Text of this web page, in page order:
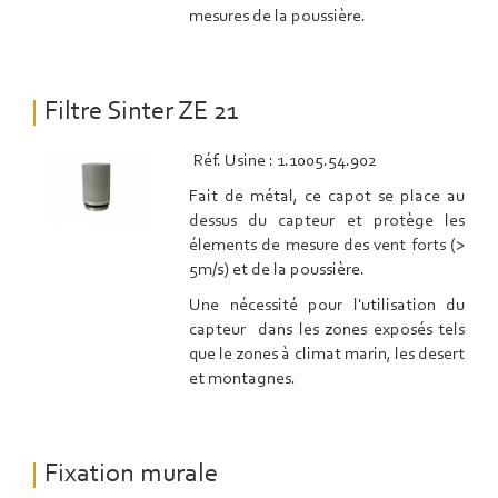
mesures de la poussière.
Filtre Sinter ZE 21
Réf. Usine : 1.1005.54.902
Fait de métal, ce capot se place au
dessus du capteur et protège les
élements de mesure des vent forts (>
5m/s) et de la poussière.
Une nécessité pour l'utilisation du
capteur dans les zones exposés tels
que le zones à climat marin, les desert
et montagnes.
Fixation murale